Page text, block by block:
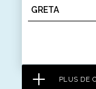
Electronique,
Sciences
communication
PLUS DE